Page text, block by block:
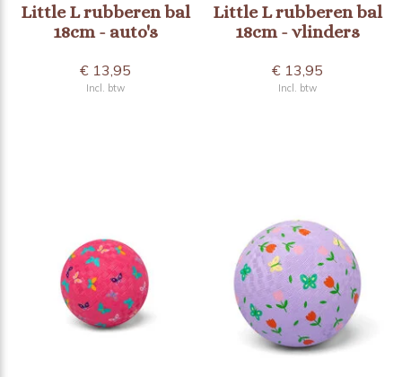
Little L rubberen bal
18cm - auto's
€ 13,95
Incl. btw
Little L rubberen bal
18cm - vlinders
€ 13,95
Incl. btw